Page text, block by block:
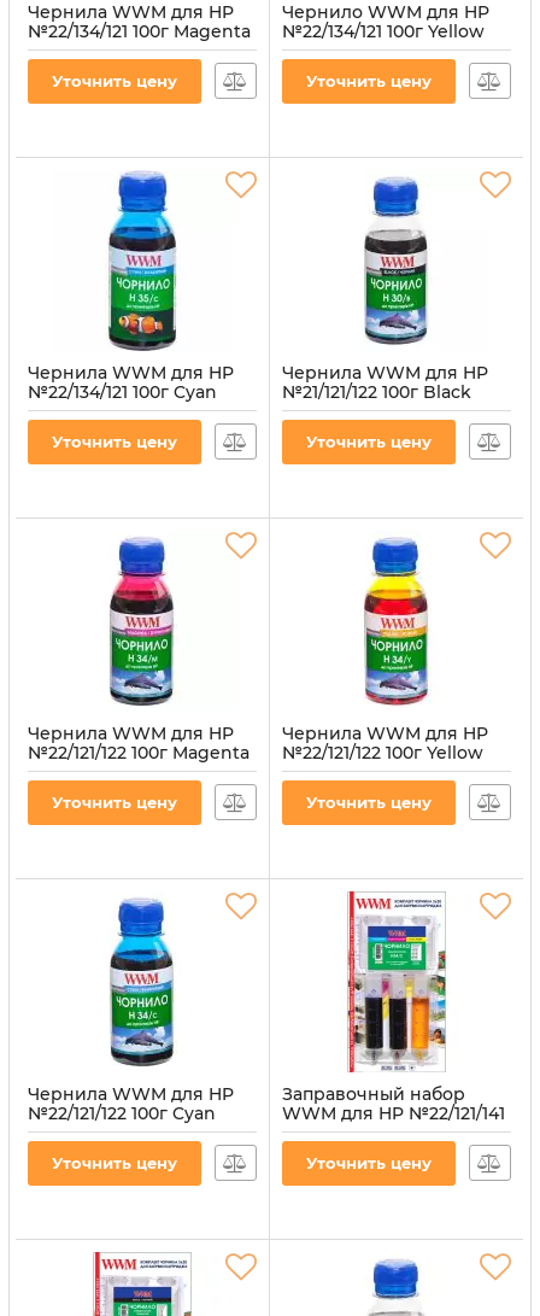
Чернила WWM для HP
№22/134/121 100г Magenta
водорастворимые
H35/M-2
Уточнить цену
Чернило WWM для HP
№22/134/121 100г Yellow
водорастворимое
Уточнить цену
Чернила WWM для HP
№22/134/121 100г Cyan
водорастворимые
Уточнить цену
Чернила WWM для HP
№21/121/122 100г Black
водорастворимые
H30/B-2
Уточнить цену
Чернила WWM для HP
№22/121/122 100г Magenta
водорастворимые
H34/M-2
Уточнить цену
Чернила WWM для HP
№22/121/122 100г Yellow
водорастворимые
Уточнить цену
Чернила WWM для HP
№22/121/122 100г Cyan
водорастворимые
H34/C-2
Уточнить цену
Заправочный набор
WWM для HP №22/121/141
(3 x 20 мл) 3шт x 20 мл
C/M/Y водорастворимые
(IR3.H34/C)
Уточнить цену